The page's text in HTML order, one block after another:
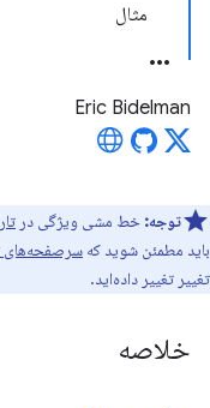
مثال
Eric Bidelman
توجه: خط مشی ویژگی در تاریخ
باید مطمئن شوید که سرصفحه‌های
تغییر تغییر داده‌اید.
خلاصه